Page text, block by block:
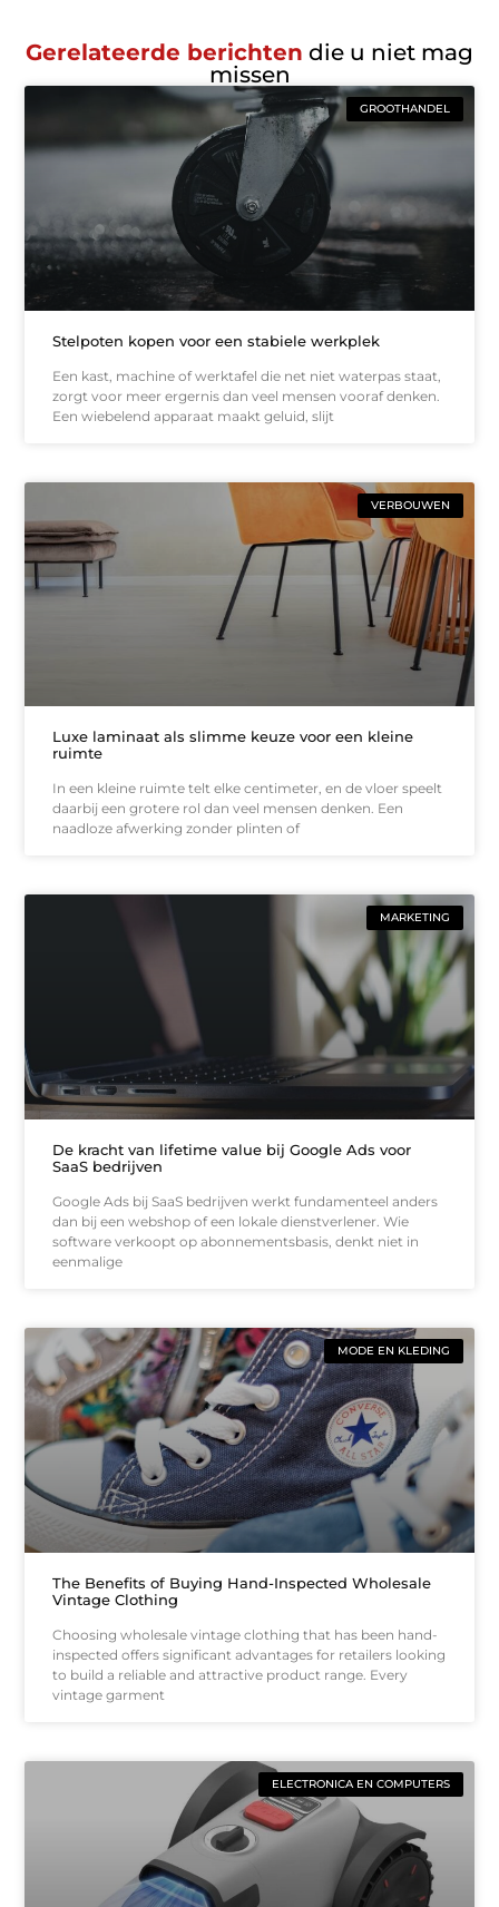
Gerelateerde berichten die u niet mag
missen
GROOTHANDEL
Stelpoten kopen voor een stabiele werkplek
Een kast, machine of werktafel die net niet waterpas staat,
zorgt voor meer ergernis dan veel mensen vooraf denken.
Een wiebelend apparaat maakt geluid, slijt
VERBOUWEN
Luxe laminaat als slimme keuze voor een kleine
ruimte
In een kleine ruimte telt elke centimeter, en de vloer speelt
daarbij een grotere rol dan veel mensen denken. Een
naadloze afwerking zonder plinten of
MARKETING
De kracht van lifetime value bij Google Ads voor
SaaS bedrijven
Google Ads bij SaaS bedrijven werkt fundamenteel anders
dan bij een webshop of een lokale dienstverlener. Wie
software verkoopt op abonnementsbasis, denkt niet in
eenmalige
MODE EN KLEDING
The Benefits of Buying Hand-Inspected Wholesale
Vintage Clothing
Choosing wholesale vintage clothing that has been hand-
inspected offers significant advantages for retailers looking
to build a reliable and attractive product range. Every
vintage garment
ELECTRONICA EN COMPUTERS